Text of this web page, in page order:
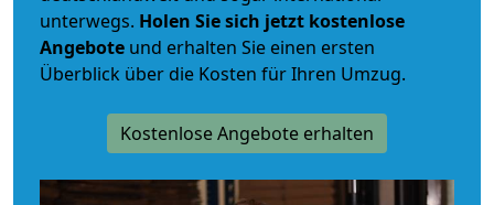
unterwegs. Holen Sie sich jetzt kostenlose
Angebote und erhalten Sie einen ersten
Überblick über die Kosten für Ihren Umzug.
Kostenlose Angebote erhalten